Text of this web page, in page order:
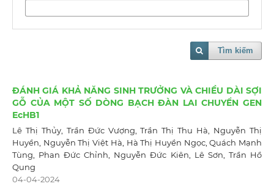
Tìm kiếm
ĐÁNH GIÁ KHẢ NĂNG SINH TRƯỞNG VÀ CHIỀU DÀI SỢI
GỖ CỦA MỘT SỐ DÒNG BẠCH ĐÀN LAI CHUYỂN GEN
EcHB1
Lê Thị Thủy, Trần Đức Vượng, Trần Thị Thu Hà, Nguyễn Thị
Huyền, Nguyễn Thị Việt Hà, Hà Thị Huyền Ngọc, Quách Mạnh
Tùng, Phan Đức Chỉnh, Nguyễn Đức Kiên, Lê Sơn, Trần Hồ
Qung
04-04-2024